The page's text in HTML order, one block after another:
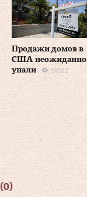
Продажи домов в
США неожиданно
упали
10522
(0)